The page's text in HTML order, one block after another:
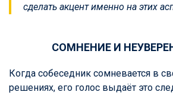
сделать акцент именно на этих
СОМНЕНИЕ И
Когда собеседник сомневается в
решениях, его голос выдаёт это